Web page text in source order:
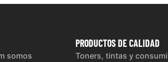
somos
PRODUCTOSDE CALIDAD
Toners, tintas y